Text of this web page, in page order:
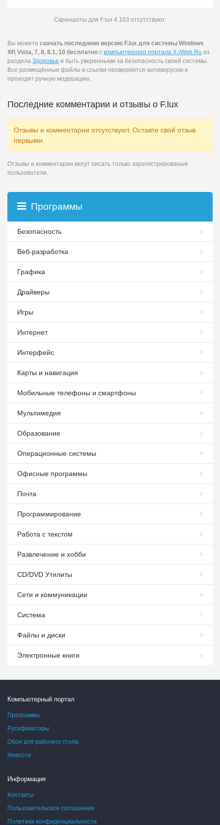
Скриншоты для F.lux 4.103 отсутствуют.
Вы можете скачать последнюю версию F.lux для системы Windows
XP, Vista, 7, 8, 8.1, 10 бесплатно с компьютерного портала X-iWeb.Ru из
раздела Здоровье и быть уверенными за безопасность своей системы.
Все размещённые файлы и ссылки проверяются антивирусом и
проходят ручную модерацию.
Последние комментарии и отзывы о F.lux
Отзывы и комментарии отсутствуют. Оставте свой отзыв
первыми.
Отзывы и комментарии могут писать только зарегистрированые
пользователи.
Программы
Безопасность
Веб-разработка
Графика
Драйверы
Игры
Интернет
Интерфейс
Карты и навигация
Мобильные телефоны и смартфоны
Мультимедия
Образование
Операционные системы
Офисные программы
Почта
Программирование
Работа с текстом
Развлечение и хобби
СD/DVD Утилиты
Сети и коммуникации
Система
Файлы и диски
Электронные книги
Компьютерный портал
Программы
Русификаторы
Обои для рабочего стола
Новости
Информация
Контакты
Пользовательское соглашение
Политика конфиденциальности